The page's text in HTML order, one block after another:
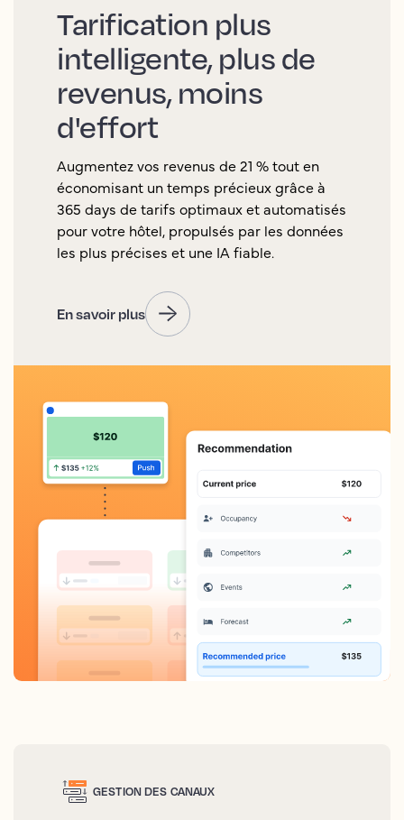
Tarification plus
intelligente, plus de
revenus, moins
d'effort
Augmentez vos revenus de 21 % tout en
économisant un temps précieux grâce à
365 days de tarifs optimaux et automatisés
pour votre hôtel, propulsés par les données
les plus précises et une IA fiable.
En savoir plus
GESTION DES CANAUX